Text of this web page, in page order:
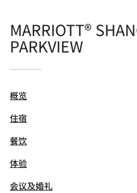
MARRIOTT®
PARKVIEW
概览
住宿
餐饮
体验
会议及婚礼